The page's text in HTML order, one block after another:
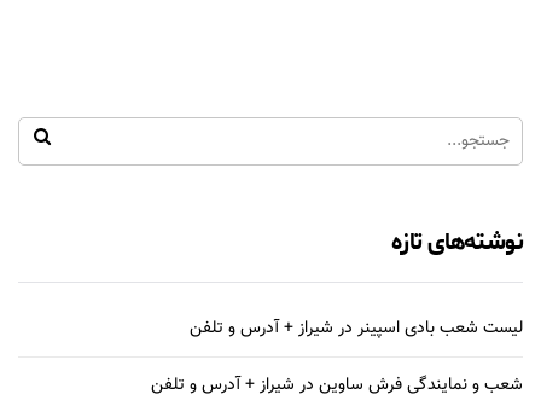
نوشته‌های تازه
لیست شعب بادی اسپینر در شیراز + آدرس و تلفن
شعب و نمایندگی فرش ساوین در شیراز + آدرس و تلفن